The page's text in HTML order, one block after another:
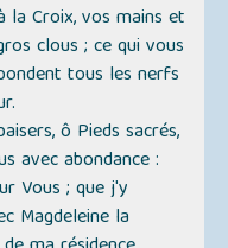
la Croix, vos mains et
clous ; ce qui vous
tous les nerfs
ô Pieds sacrés,
avec abondance :
Vous ; que j'y
Magdeleine la